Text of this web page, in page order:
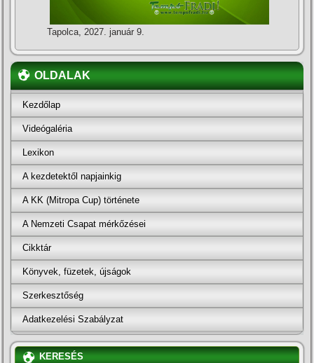
Tapolca, 2027. január 9.
OLDALAK
Kezdőlap
Videógaléria
Lexikon
A kezdetektől napjainkig
A KK (Mitropa Cup) története
A Nemzeti Csapat mérkőzései
Cikktár
Könyvek, füzetek, újságok
Szerkesztőség
Adatkezelési Szabályzat
KERESÉS